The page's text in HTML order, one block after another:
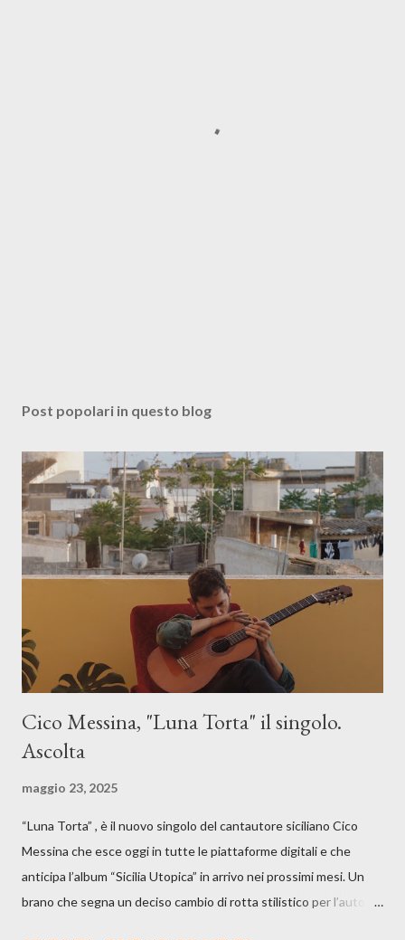
Post popolari in questo blog
Cico Messina, "Luna Torta" il singolo.
Ascolta
maggio 23, 2025
“Luna Torta” , è il nuovo singolo del cantautore siciliano Cico
Messina che esce oggi in tutte le piattaforme digitali e che
anticipa l’album “Sicilia Utopica” in arrivo nei prossimi mesi. Un
brano che segna un deciso cambio di rotta stilistico per l’autore